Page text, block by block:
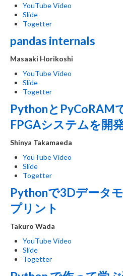
YouTube Video
Slide
Togetter
pandas internals
Masaaki Horikoshi
YouTube Video
Slide
Togetter
PythonとPyCoRAM
FPGAシステムを開
Shinya Takamaeda
YouTube Video
Slide
Togetter
Pythonで3Dデータ
プリント
Takuro Wada
YouTube Video
Slide
Togetter